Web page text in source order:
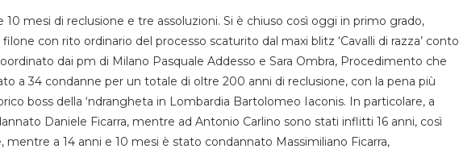
mesi di reclusione e tre assoluzioni. Si è chiuso così oggi in primo grado,
con rito ordinario del processo scaturito dal maxi blitz ‘Cavalli di razza’ conto
dai pm di Milano Pasquale Addesso e Sara Ombra, Procedimento che
a 34 condanne per un totale di oltre 200 anni di reclusione, con la pena più
boss della ‘ndrangheta in Lombardia Bartolomeo Iaconis. In particolare, a
Daniele Ficarra, mentre ad Antonio Carlino sono stati inflitti 16 anni, così
mentre a 14 anni e 10 mesi è stato condannato Massimiliano Ficarra,